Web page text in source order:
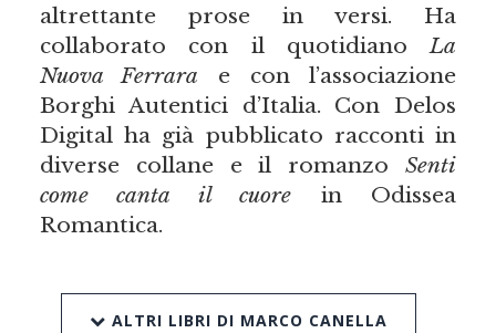
altrettante prose in versi. Ha
collaborato con il quotidianoLa
Nuova Ferrara e con l’associazione
Borghi Autentici d’Italia. Con Delos
Digital ha già pubblicato racconti in
diverse collane e il romanzoSenti
come canta il cuore in Odissea
Romantica.
ALTRI LIBRI DI MARCO CANELLA